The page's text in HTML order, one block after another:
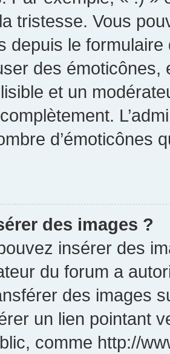
tristesse. Vous
depuis le
des
et un
d’émoticônes
des images ?
insérer des
du forum a
des images
un lien pointant
comme http://